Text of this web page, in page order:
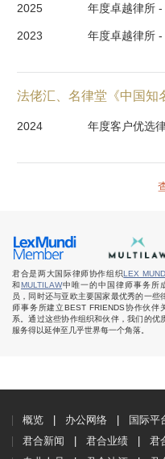
2025 年度卓越律所
2023 年度卓越律所
法佬汇、名律堂《中国知
2024 年度客户优选
君合是两大国际律师协作组织LEX
和MULTILAW中唯一的中国律师事务所
员，同时还与亚欧主要国家最优秀的一些
师事务所建立BEST FRIENDS协作伙伴
系。通过这些协作组织和伙伴，我们的优
服务得以延伸至几乎世界每一个角落。
概览 办公网络 国际平
君合新闻
君合业绩 君